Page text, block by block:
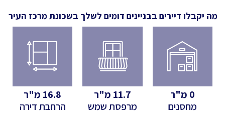
מה יקבלו דיירים בבניינים דומים לשלך בשכונת מרכז העיר
0 מ"ר
מחסנים
11.7 מ"ר
מרפסת שמש
16.8 מ"ר
הרחבת דירה